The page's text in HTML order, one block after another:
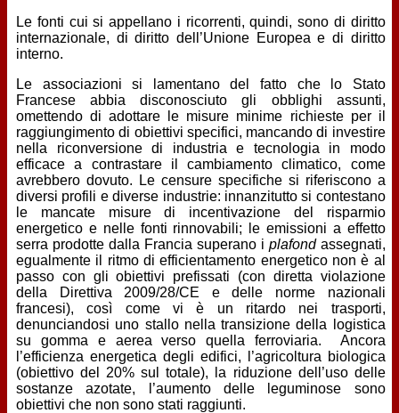
Le fonti cui si appellano i ricorrenti, quindi, sono di diritto
internazionale, di diritto dell’Unione Europea e di diritto
interno.
Le associazioni si lamentano del fatto che lo Stato
Francese abbia disconosciuto gli obblighi assunti,
omettendo di adottare le misure minime richieste per il
raggiungimento di obiettivi specifici, mancando di investire
nella riconversione di industria e tecnologia in modo
efficace a contrastare il cambiamento climatico, come
avrebbero dovuto. Le censure specifiche si riferiscono a
diversi profili e diverse industrie: innanzitutto si contestano
le mancate misure di incentivazione del risparmio
energetico e nelle fonti rinnovabili; le emissioni a effetto
serra prodotte dalla Francia superano i plafond assegnati,
egualmente il ritmo di efficientamento energetico non è al
passo con gli obiettivi prefissati (con diretta violazione
della Direttiva 2009/28/CE e delle norme nazionali
francesi), così come vi è un ritardo nei trasporti,
denunciandosi uno stallo nella transizione della logistica
su gomma e aerea verso quella ferroviaria. Ancora
l’efficienza energetica degli edifici, l’agricoltura biologica
(obiettivo del 20% sul totale), la riduzione dell’uso delle
sostanze azotate, l’aumento delle leguminose sono
obiettivi che non sono stati raggiunti.